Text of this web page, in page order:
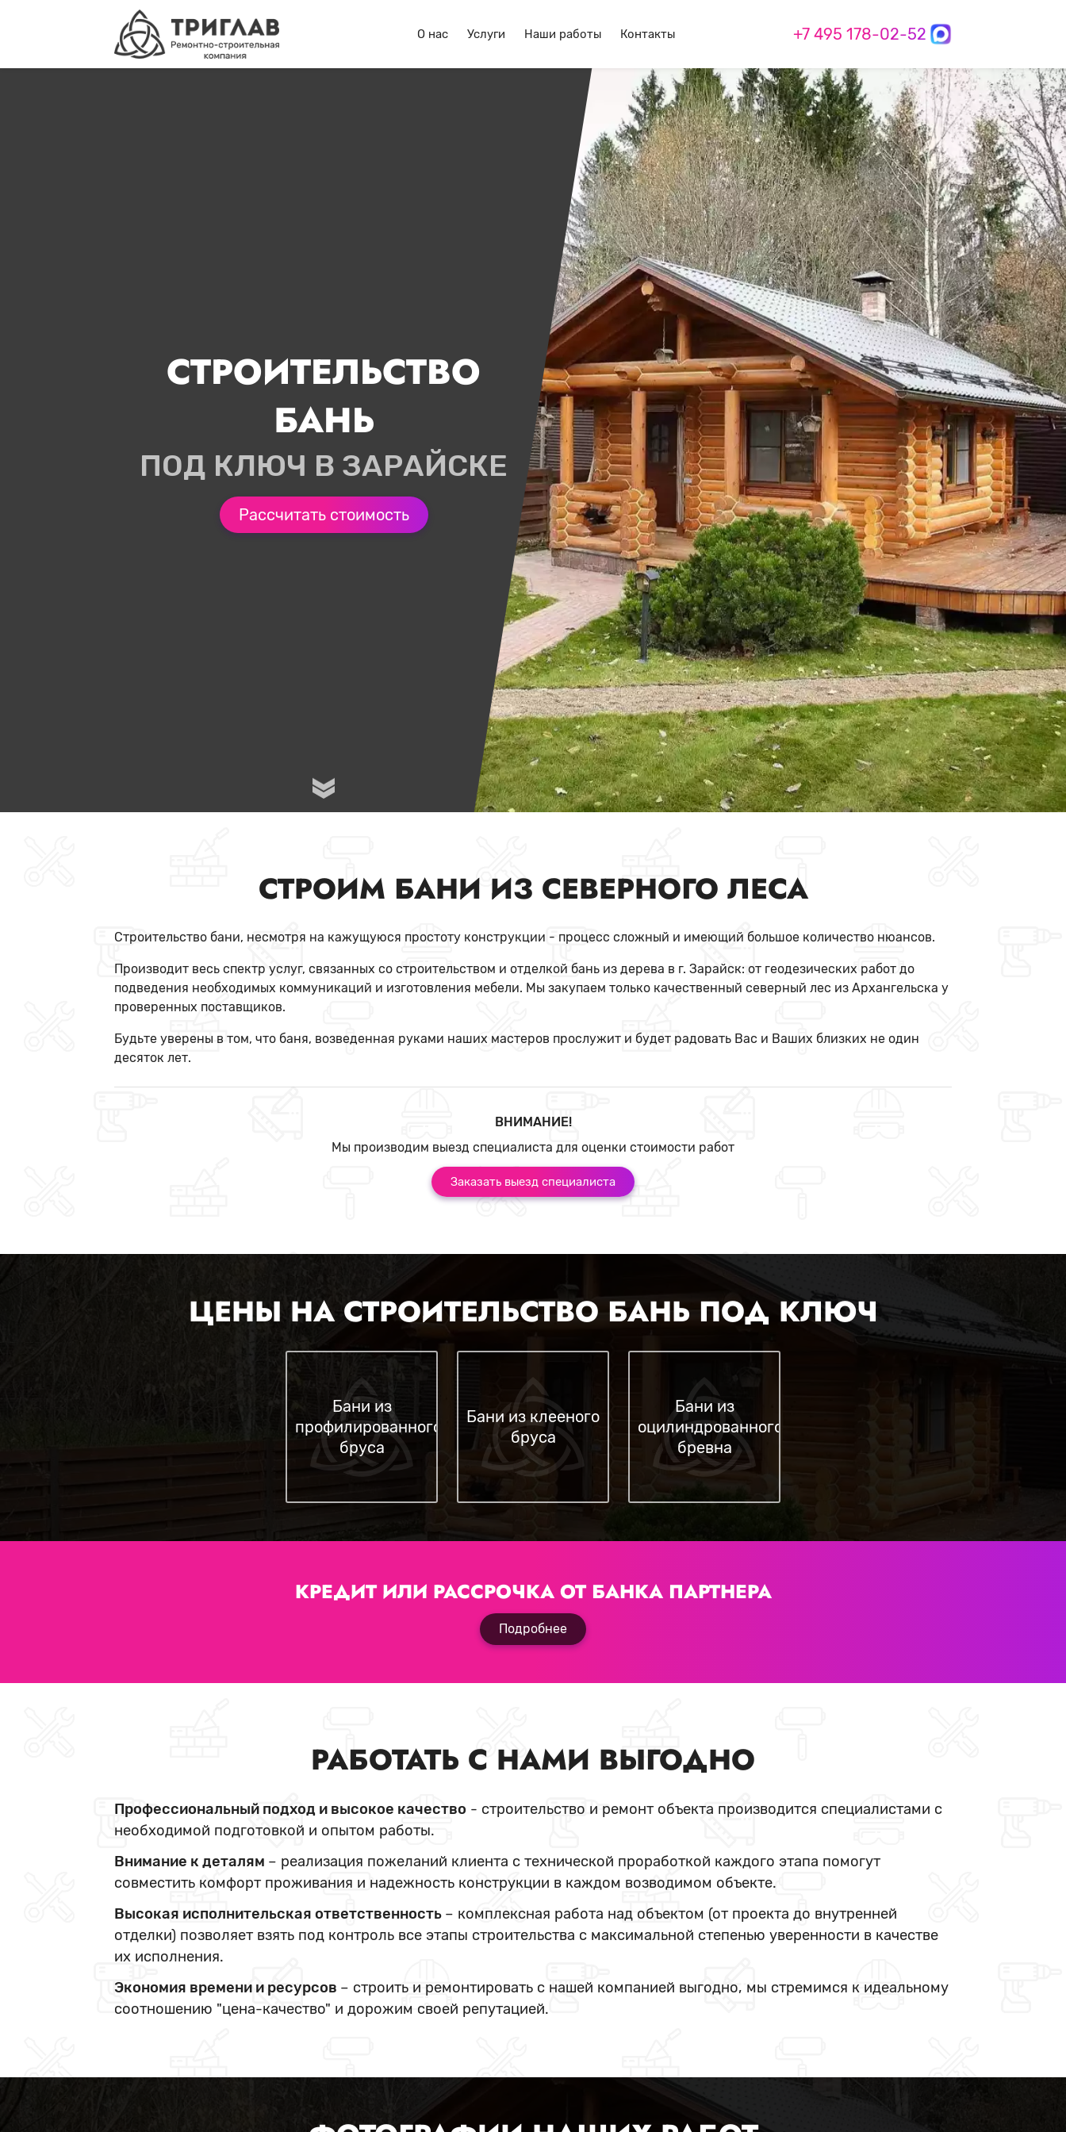
О нас Услуги Наши работы Контакты +7 495 178-02-52
СТРОИТЕЛЬСТВО
БАНЬ
ПОД КЛЮЧ В ЗАРАЙСКЕ
Рассчитать стоимость
СТРОИМ БАНИ ИЗ СЕВЕРНОГО ЛЕСА
Строительство бани, несмотря на кажущуюся простоту конструкции - процесс сложный и имеющий большое количество нюансов.
Производит весь спектр услуг, связанных со строительством и отделкой бань из дерева в г. Зарайск: от геодезических работ до
подведения необходимых коммуникаций и изготовления мебели. Мы закупаем только качественный северный лес из Архангельска у
проверенных поставщиков.
Будьте уверены в том, что баня, возведенная руками наших мастеров прослужит и будет радовать Вас и Ваших близких не один
десяток лет.
ВНИМАНИЕ!
Мы производим выезд специалиста для оценки стоимости работ
Заказать выезд специалиста
ЦЕНЫ НА СТРОИТЕЛЬСТВО БАНЬ ПОД КЛЮЧ
Бани из
профилированного
бруса
Бани из клееного
бруса
Бани из
оцилиндрованного
бревна
КРЕДИТ ИЛИ РАССРОЧКА ОТ БАНКА ПАРТНЕРА
Подробнее
РАБОТАТЬ С НАМИ ВЫГОДНО
Профессиональный подход и высокое качество - строительство и ремонт объекта производится специалистами с
необходимой подготовкой и опытом работы.
Внимание к деталям – реализация пожеланий клиента с технической проработкой каждого этапа помогут
совместить комфорт проживания и надежность конструкции в каждом возводимом объекте.
Высокая исполнительская ответственность – комплексная работа над объектом (от проекта до внутренней
отделки) позволяет взять под контроль все этапы строительства с максимальной степенью уверенности в качестве
их исполнения.
Экономия времени и ресурсов – строить и ремонтировать с нашей компанией выгодно, мы стремимся к идеальному
соотношению "цена-качество" и дорожим своей репутацией.